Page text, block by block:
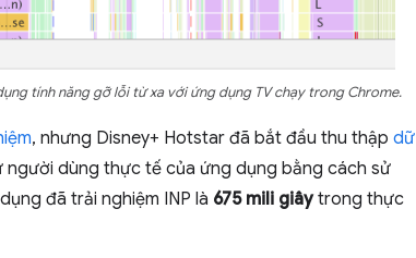
tính năng gỡ lỗi từ xa với ứng dụng TV chạy trong Chrome.
, nhưng Disney+ Hotstar đã bắt đầu thu thập dữ
người dùng thực tế của ứng dụng bằng cách sử
đã trải nghiệm INP là 675 mili giâytrong thực